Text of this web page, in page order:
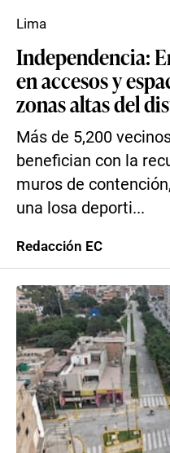
Independencia:
en accesos y
zonas altas del
Más de 5,200
benefician con la
muros de
una losa deporti...
Lima
Redacción EC